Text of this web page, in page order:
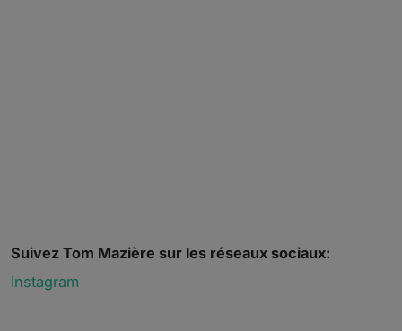
Suivez Tom Mazière sur les réseaux sociaux:
Instagram